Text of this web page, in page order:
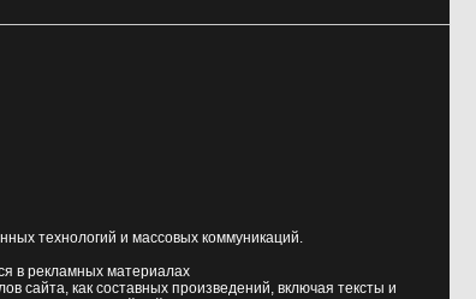
технологий и массовых коммуникаций.
в рекламных материалах
сайта, как составных произведений, включая тексты и